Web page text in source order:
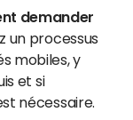
demander
un processus
mobiles, y
et si
nécessaire.